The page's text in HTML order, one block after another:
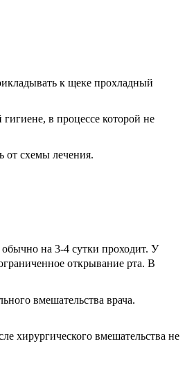
к щеке прохладный
в процессе которой не
от схемы лечения.
на 3-4 сутки проходит. У
открывание рта. В
вмешательства врача.
хирургического вмешательства не